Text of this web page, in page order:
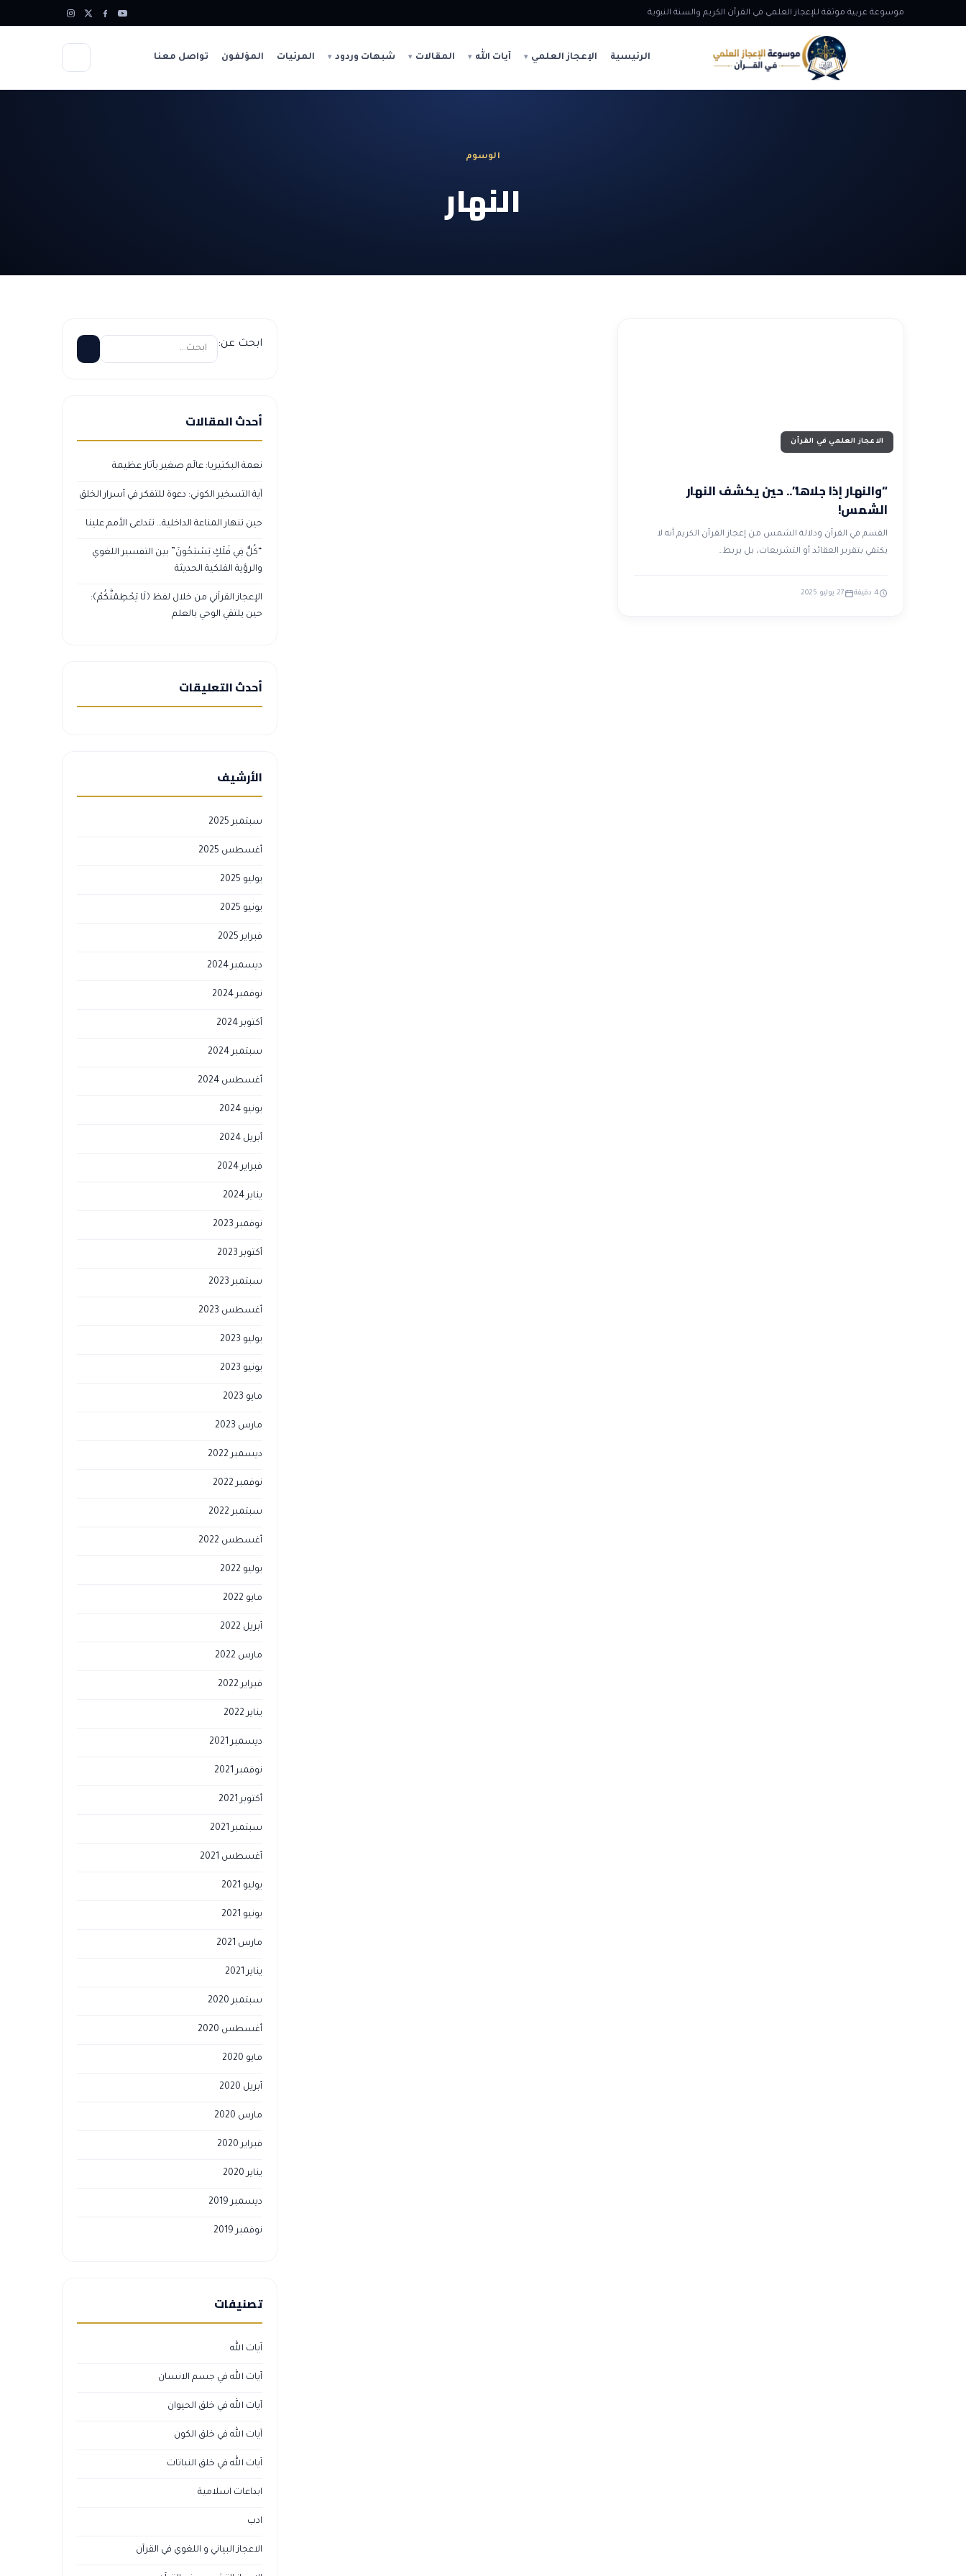
موسوعة عربية موثقة للإعجاز العلمي في القرآن الكريم والسنة النبوية
الرئيسية الإعجاز العلمي آيات الله المقالات شبهات وردود المرئيات المؤلفون تواصل معنا
الوسوم
النهار
الاعجاز العلمي في القرآن
“والنهار إذا جلاها”.. حين يكشف النهار
الشمس!
القسم في القرآن ودلالة الشمس من إعجاز القرآن الكريم أنه لا
يكتفي بتقرير العقائد أو التشريعات، بل يربط…
4 دقيقة 27 يوليو 2025
ابحث عن:
أحدث المقالات
نعمة البكتيريا: عالَم صغير بآثار عظيمة
آية التسخير الكوني: دعوة للتفكر في أسرار الخلق
حين تنهار المناعة الداخلية… تتداعى الأمم علينا
“كُلٌّ فِي فَلَكٍ يَسْبَحُونَ” بين التفسير اللغوي
والرؤية الفلكية الحديثة
الإعجاز القرآني من خلال لفظ ﴿لَا يَحْطِمَنَّكُمْ﴾:
حين يلتقي الوحي بالعلم
أحدث التعليقات
الأرشيف
سبتمبر 2025
أغسطس 2025
يوليو 2025
يونيو 2025
فبراير 2025
ديسمبر 2024
نوفمبر 2024
أكتوبر 2024
سبتمبر 2024
أغسطس 2024
يونيو 2024
أبريل 2024
فبراير 2024
يناير 2024
نوفمبر 2023
أكتوبر 2023
سبتمبر 2023
أغسطس 2023
يوليو 2023
يونيو 2023
مايو 2023
مارس 2023
ديسمبر 2022
نوفمبر 2022
سبتمبر 2022
أغسطس 2022
يوليو 2022
مايو 2022
أبريل 2022
مارس 2022
فبراير 2022
يناير 2022
ديسمبر 2021
نوفمبر 2021
أكتوبر 2021
سبتمبر 2021
أغسطس 2021
يوليو 2021
يونيو 2021
مارس 2021
يناير 2021
سبتمبر 2020
أغسطس 2020
مايو 2020
أبريل 2020
مارس 2020
فبراير 2020
يناير 2020
ديسمبر 2019
نوفمبر 2019
تصنيفات
آيات الله
آيات الله في جسم الانسان
آيات الله في خلق الحيوان
آيات الله في خلق الكون
آيات الله في خلق النباتات
ابداعات اسلامية
ادب
الاعجاز البياني و اللغوي في القرآن